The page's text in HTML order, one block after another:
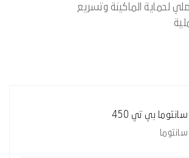
لحماية الماكينة وتسريع
سانتوما بي تي 450
سانتوما